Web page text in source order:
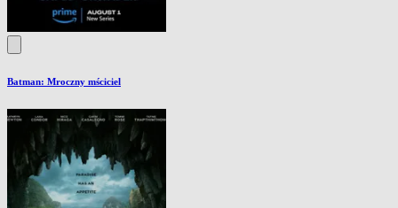
Batman: Mroczny mściciel